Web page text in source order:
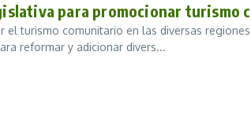
para promocionar turismo
el turismo comunitario en las diversas
reformar y adicionar divers...